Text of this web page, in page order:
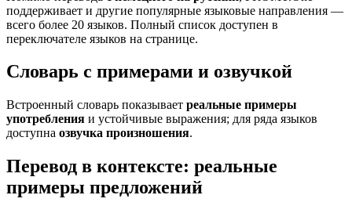
поддерживает и другие популярные языковые направления —
всего более 20 языков. Полный список доступен в
переключателе языков на странице.
Словарь с примерами и озвучкой
Встроенный словарь показывает реальные примеры
употребления и устойчивые выражения; для ряда языков
доступна озвучка произношения.
Перевод в контексте: реальные
примеры предложений